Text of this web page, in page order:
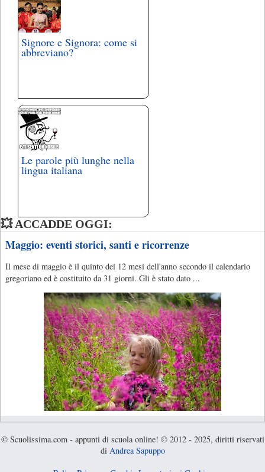
Signore e Signora: come si
abbreviano?
Le parole più lunghe nella
lingua italiana
💥 ACCADDE OGGI:
Maggio: eventi storici, santi e ricorrenze
Il mese di maggio è il quinto dei 12 mesi dell'anno secondo il calendario
gregoriano ed è costituito da 31 giorni. Gli è stato dato ...
© Scuolissima.com - appunti di scuola online! © 2012 - 2025, diritti riservati
di Andrea Sapuppo